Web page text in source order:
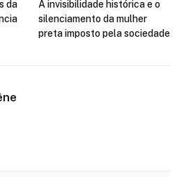
da
A invisibilidade histórica e o
silenciamento da mulher
preta imposto pela sociedade